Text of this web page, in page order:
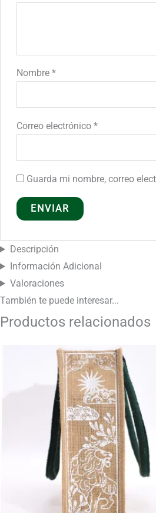
Nombre *
Correo electrónico *
Guarda mi nombre, correo
Descripción
Información Adicional
Valoraciones
También te puede interesar...
Productos relacionados